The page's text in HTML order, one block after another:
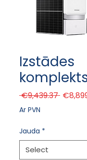
Izstādes
€9,439.37
Ar PVN
Jauda *